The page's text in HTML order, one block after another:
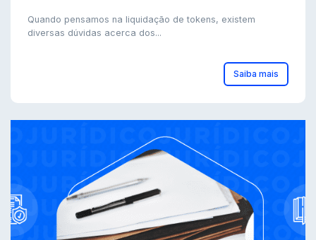
Quando pensamos na liquidação de tokens, existem
diversas dúvidas acerca dos...
Saiba mais